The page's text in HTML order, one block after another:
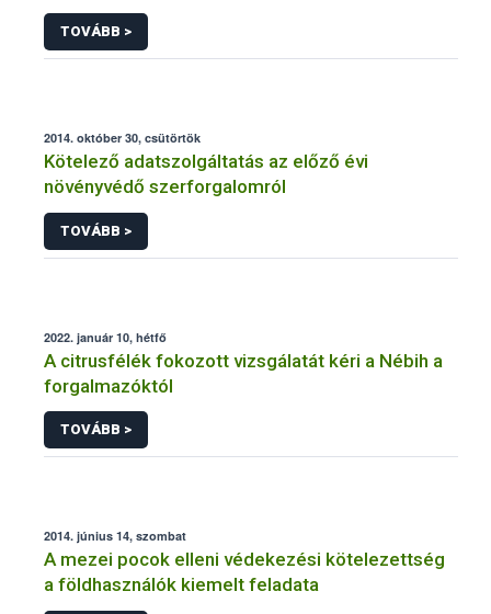
kapcsolatos szabályozás
TOVÁBB >
2014. október 30, csütörtök
Kötelező adatszolgáltatás az előző évi
növényvédő szerforgalomról
TOVÁBB >
2022. január 10, hétfő
A citrusfélék fokozott vizsgálatát kéri a Nébih a
forgalmazóktól
TOVÁBB >
2014. június 14, szombat
A mezei pocok elleni védekezési kötelezettség
a földhasználók kiemelt feladata